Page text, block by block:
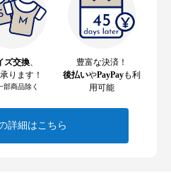
ズ交換
承ります！
商品除く
豊富な決済！
後払いやPayPayも利
用可能
詳細はこちら